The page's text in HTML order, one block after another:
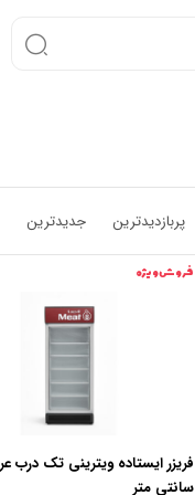
پربازدیدترین جدیدترین
فروش ویژه
سانتی متر